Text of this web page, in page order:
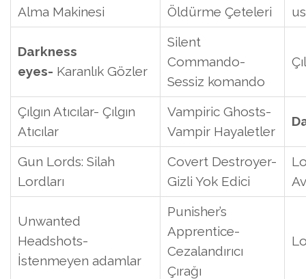
Alma Makinesi
Öldürme Çeteleri
Darkness
eyes- Karanlık Gözler
Silent
Commando-
Sessiz komando
Çılgın Atıcılar- Çılgın
Atıcılar
Vampiric Ghosts-
Vampir Hayaletler
Gun Lords: Silah
Lordları
Covert Destroyer-
Gizli Yok Edici
Unwanted
Headshots-
İstenmeyen adamlar
Punisher’s
Apprentice-
Cezalandırıcı
Çırağı